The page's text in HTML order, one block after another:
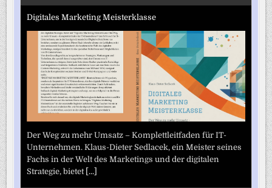
Digitales Marketing Meisterklasse
Der Weg zu mehr Umsatz – Komplettleitfaden für IT-
Unternehmen. Klaus-Dieter Sedlacek, ein Meister seines
Fachs in der Welt des Marketings und der digitalen
Strategie, bietet [...]